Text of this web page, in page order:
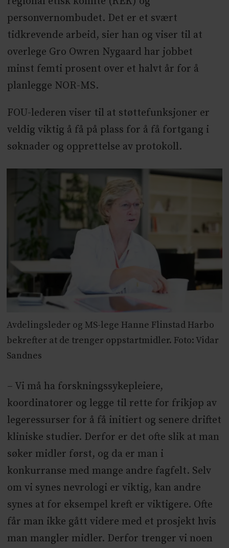
personvernombudet. Det er et svært
tidkrevende arbeid, sier han og viser til at
overlege Gro Owren Nygaard har jobbet
minst femti prosent over et halvt år for å
planlegge NOR-MS.
FOU-lederen viser til at støttefunksjoner er
veldig viktig å få på plass for å få fortgang i
søknader og opprettelse av protokoll.
Avdelingsleder og MS-lege Hanne Flinstad Harbo
bekrefter at de trenger oppstartmidler. Foto: Vidar
Sandnes
– Vi må ha forskningssykepleiere,
koordinatorer og legge til rette for frikjøp av
legeressurser for å få initiert og senere driftet
kliniske studier. Derfor er det ofte slik at man
søker midler først, og da er man i
konkurranse med mange andre fagfelt. Selv
om vi synes nevrologi er viktig, kan andre
synes at for eksempel kreft er viktigere. Ofte
får man ikke gått videre med et prosjekt hvis
man mangler midler. Derfor trenger vi noen